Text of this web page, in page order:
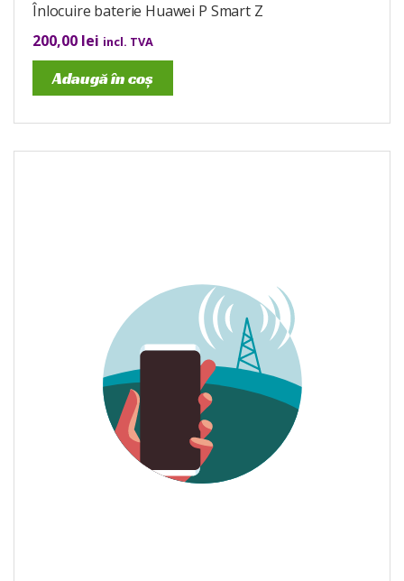
Înlocuire baterie Huawei P Smart Z
200,00 lei incl. TVA
Adaugă în coș